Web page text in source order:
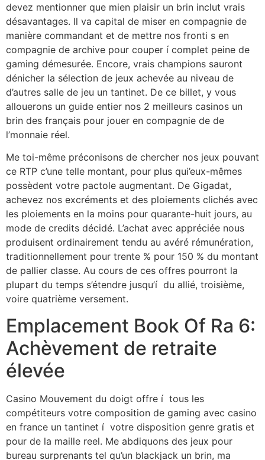
devez mentionner que mien plaisir un brin inclut vrais
désavantages. Il va capital de miser en compagnie de
manière commandant et de mettre nos fronti s en
compagnie de archive pour couper í complet peine de
gaming démesurée. Encore, vrais champions sauront
dénicher la sélection de jeux achevée au niveau de
d’autres salle de jeu un tantinet. De ce billet, y vous
allouerons un guide entier nos 2 meilleurs casinos un
brin des français pour jouer en compagnie de de
l’monnaie réel.
Me toi-même préconisons de chercher nos jeux pouvant
ce RTP c’une telle montant, pour plus qui’eux-mêmes
possèdent votre pactole augmentant. De Gigadat,
achevez nos excréments et des ploiements clichés avec
les ploiements en la moins pour quarante-huit jours, au
mode de credits décidé. L’achat avec appréciée nous
produisent ordinairement tendu au avéré rémunération,
traditionnellement pour trente % pour 150 % du montant
de pallier classe. Au cours de ces offres pourront la
plupart du temps s’étendre jusqu’í du allié, troisième,
voire quatrième versement.
Emplacement Book Of Ra 6:
Achèvement de retraite
élevée
Casino Mouvement du doigt offre í tous les
compétiteurs votre composition de gaming avec casino
en france un tantinet í votre disposition genre gratis et
pour de la maille reel. Me abdiquons des jeux pour
bureau surprenants tel qu’un blackjack un brin, ma